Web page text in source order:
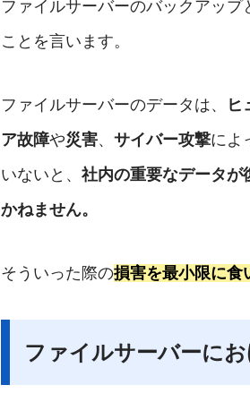
ファイルサーバーのバックアッ
ことを言います。
ファイルサーバーのデータは、 ヒ
ア故障や災害、 サイバー攻撃によ
いないと、 社内の重要なデータが
かねません。
そういった際の損害を最小限に食
ファイルサーバーに